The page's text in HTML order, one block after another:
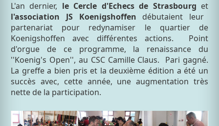
L'an dernier, le Cercle d'Echecs de Strasbourg et
l'association JS Koenigshoffen débutaient leur
partenariat pour redynamiser le quartier de
Koenigshoffen avec différentes actions. Point
d'orgue de ce programme, la renaissance du
''Koenig's Open'', au CSC Camille Claus. Pari gagné.
La greffe a bien pris et la deuxième édition a été un
succès avec, cette année, une augmentation très
nette de la participation.